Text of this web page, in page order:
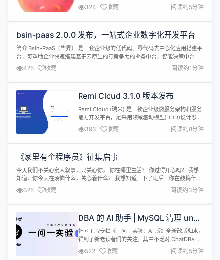
架构），有灵活的接口规范与开放生态。 追求： 更
快、更小、更简单 提倡： 克制、简洁、高效、开
放、生态 有什么特点？ 特点 描述 更高的计算性价比
少；入门快；调试重启快 10 倍 更好的生...
324 收藏 阅读约5分钟
bsin-paas 2.0.0 发布，一站式企业数字化开发平台
简介 Bsin-PaaS（毕昇） 是一套企业级的低代码、零代码去中心化应用搭建平
台，可帮助企业快速搭建基于云原生的有竞争力的业务中台，智能决策中台、
流程中台、企业AI知识库、业务前台。bsin-paas包括微前端设计、微服务框
架、服务编排、工作流引擎、安全网关及区块链引擎。该方案由区块链(公链、
联盟链)作为技术支撑,为企业提供daPaaS层的一站式解决方案，...
425 收藏 阅读约1分钟
Remi Cloud 3.1.0 版本发布
Remi Cloud (瑞米) 是一款企业级微服务架构和服务
能力开发平台，是采用领域驱动模型(DDD)设计思想
的、遵循SpringCloudAlibaba编程思想，高度模块
化和可配置化。具备服务发现、配置、熔断、限流、
降级、监控、分布式事务、单点登录、统一身份，统
毫无保留给个人及企业免费使用，由江苏点九科...
393 收藏 阅读约8分钟
《家里有个程序员》征集启事
今天我们不关心宏大叙事，只关心你。 你在哪里生活？ 你过得开心吗？ 我想
知道，你今天在烦恼什么，关心着什么？ 我想知道，下了班后，你在鼓捣什
么？ 也许你热爱开发这个工作，每天乐此不疲； 也许谈不上热爱，这只是一份
谋生的职业。 请告诉我。 也许你家里也养了猫猫，很粘人或者很高冷； 也许
你周末也会去爬山，一个人或者一群人； 也许你也爱看电影，在家里或者去电
影院；...
325 收藏 阅读约3分钟
DBA 的 AI 助手 | MySQL 清理 undo
log 居然用了 10 个小时？
社区王牌专栏《一问一实验：AI 版》全新改版归来，
得到了新老读者们的关注。其中不乏对 ChatDBA 感
兴趣的读者前来咨询，表达了想试用体验 ChatDBA
的意愿，对此我们表示感谢 🤟。 目前，ChatDBA 还
522 收藏 阅读约5分钟